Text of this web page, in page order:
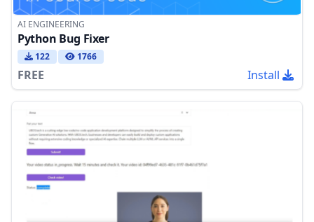
AI ENGINEERING
Python Bug Fixer
122 1766
FREE Install